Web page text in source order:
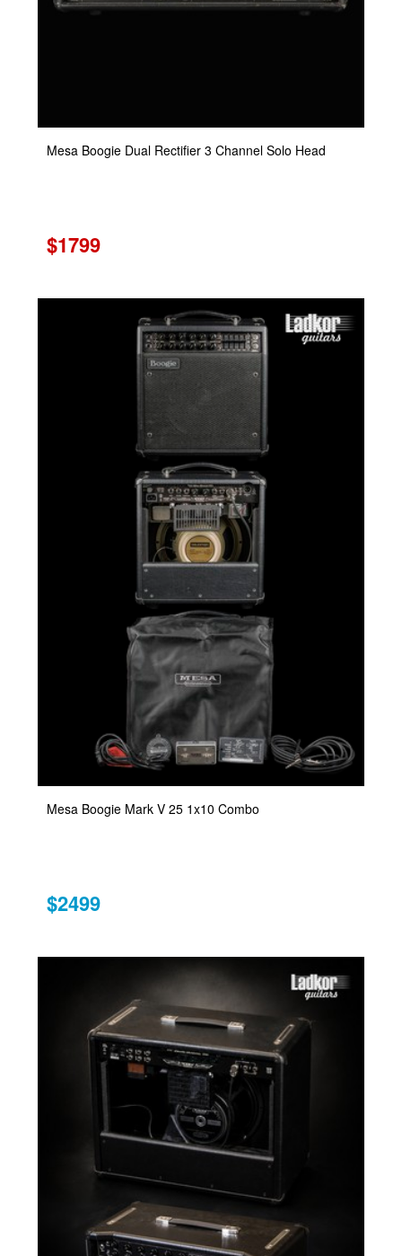
Mesa Boogie Dual Rectifier 3 Channel Solo Head
$1799
Mesa Boogie Mark V 25 1x10 Combo
$2499